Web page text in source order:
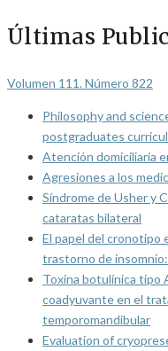
Últimas
Volumen 111. Número 822
Philosophy and
postgraduates
Atención domiciliaria
Agresiones a los
Síndrome de Usher y
cataratas bilateral
El papel del cronotipo
trastorno de
Toxina botulínica tipo
coadyuvante en el
temporomandibular
Evaluation of